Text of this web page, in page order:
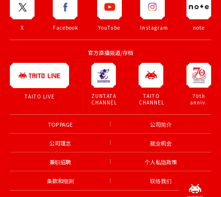
X Facebook YouTube Instagram note
官方直播频道/存档
TAITO LIVE
ZUNTATA
CHANNEL
TAITO
CHANNEL
70th
anniv.
TOP PAGE 公司简介
公司理念 就业机会
兼职招聘 个人私隐政策
条款和细则 联络我们